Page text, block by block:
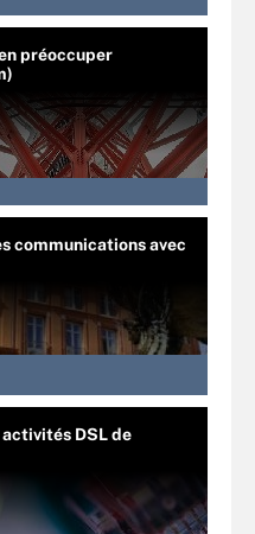
préoccuper
communications avec
DSL de